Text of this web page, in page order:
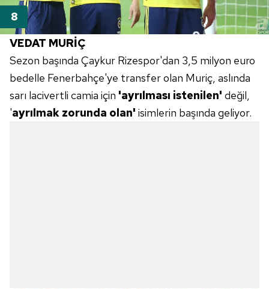
VEDAT MURİÇ
Sezon başında Çaykur Rizespor'dan 3,5 milyon euro
bedelle Fenerbahçe'ye transfer olan Muriç, aslında
sarı lacivertli camia için 'ayrılması istenilen' değil,
'ayrılmak zorunda olan' isimlerin başında geliyor.